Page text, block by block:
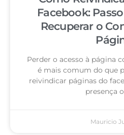
Facebook:
Recuperar o
Perder o acesso à página
é mais comum do que
reivindicar páginas do
presença
Mauricio